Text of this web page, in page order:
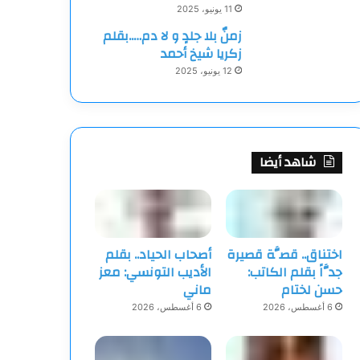
11 يونيو، 2025
زمنٌ بلا جلدٍ و لا دم…..بقلم
زكريا شيخ أحمد
12 يونيو، 2025
شاهد أيضا
اختناق.. قصَّة قصيرة
جدَّاً بقلم الكاتب:
حسن لختام
6 أغسطس، 2026
أصحاب الحياد.. بقلم
الأديب التونسي: معز
ماني
6 أغسطس، 2026